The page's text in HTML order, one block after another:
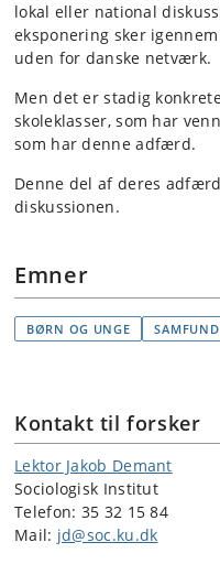
lokal eller national
eksponering sker
uden for danske netværk.
Men det er stadig
skoleklasser, som har
som har denne adfærd.
Denne del af deres
diskussionen.
Emner
BØRN OG UNGE SAMFUND
Kontakt til forsker
Lektor Jakob Demant
Sociologisk Institut
Telefon: 35 32 15 84
Mail: jd@soc.ku.dk